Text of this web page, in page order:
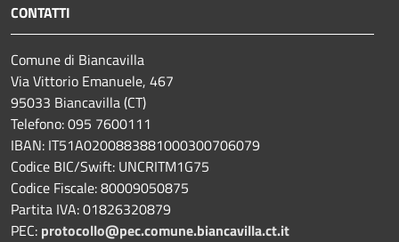
CONTATTI
Comune di Biancavilla
Via Vittorio Emanuele, 467
95033 Biancavilla (CT)
Telefono: 095 7600111
IBAN: IT51A0200883881000300706079
Codice BIC/Swift: UNCRITM1G75
Codice Fiscale: 80009050875
Partita IVA: 01826320879
PEC: protocollo@pec.comune.biancavilla.ct.it